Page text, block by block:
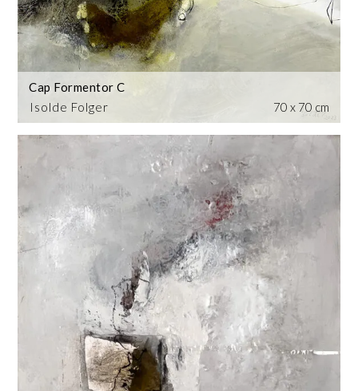
Isolde Folger
Cap Formentor C
70 x 70 cm